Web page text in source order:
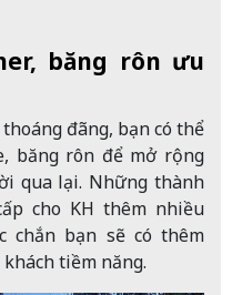
băng rôn ưu
thoáng đãng, bạn có thể
băng rôn để mở rộng
qua lại. Những thành
cho KH thêm nhiều
chắn bạn sẽ có thêm
tiềm năng.